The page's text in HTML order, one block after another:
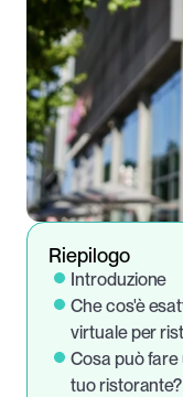
Riepilogo
Introduzione
Che cos'è
virtuale per
Cosa può
tuo ristorante?